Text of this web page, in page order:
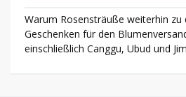
Warum Rosensträuße weiterhin zu
Geschenken für den
einschließlich Canggu, Ubud und